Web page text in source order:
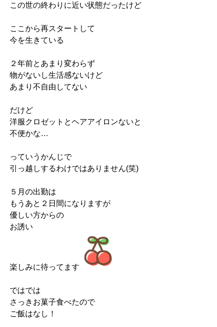
この世の終わりに近い状態だったけど
ここから再スタートして
今を生きている
２年前とあまり変わらず
物がないし生活感ないけど
あまり不自由してない
だけど
洋服クロゼットとヘアアイロンないと
不便かな…
っていうかんじで
引っ越しするわけではありません(笑)
５月の出勤は
もうあと２日間になりますが
優しい方からの
お誘い
楽しみに待ってます
ではでは
さっきお菓子食べたので
ご飯はなし！